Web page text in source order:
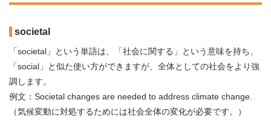
societal
「societal」という単語は、「社会に関する」という意味を持ち、
「social」と似た使い方ができますが、全体としての社会をより強
調します。
例文：Societal changes are needed to address climate change.
（気候変動に対処するためには社会全体の変化が必要です。）